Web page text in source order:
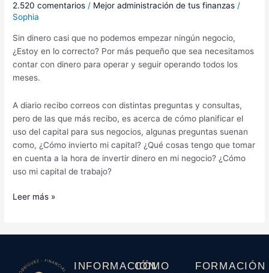
2.520 comentarios / Mejor administración de tus finanzas /
Sophia
Sin dinero casi que no podemos empezar ningún negocio,
¿Estoy en lo correcto? Por más pequeño que sea necesitamos
contar con dinero para operar y seguir operando todos los
meses.
A diario recibo correos con distintas preguntas y consultas,
pero de las que más recibo, es acerca de cómo planificar el
uso del capital para sus negocios, algunas preguntas suenan
como, ¿Cómo invierto mi capital? ¿Qué cosas tengo que tomar
en cuenta a la hora de invertir dinero en mi negocio? ¿Cómo
uso mi capital de trabajo?
Leer más »
INFORMACIÓN
CÓMO
FORMACIÓN